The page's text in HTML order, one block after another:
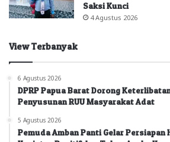
Saksi Kunci
4 Agustus 2026
View Terbanyak
6 Agustus 2026
DPRP Papua Barat Dorong
Penyusunan RUU Masyarakat Adat
5 Agustus 2026
Pemuda Amban Panti Gelar Persiapan